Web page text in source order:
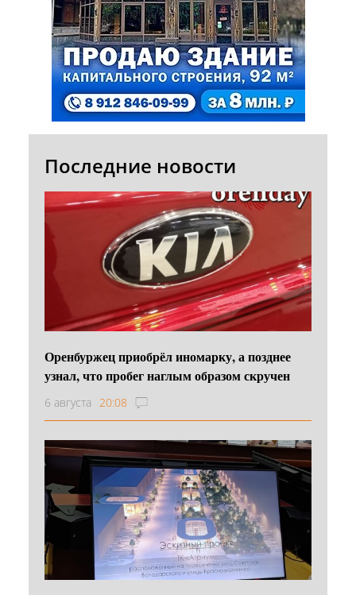
Последние новости
Оренбуржец приобрёл иномарку, а позднее
узнал, что пробег наглым образом скручен
6 августа 20:08